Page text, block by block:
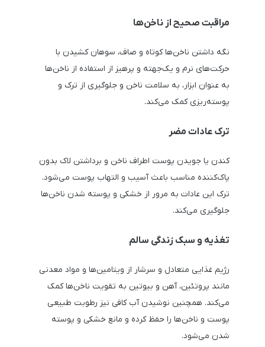
مراقبت صحیح از ناخن‌ها
نگه داشتن ناخن‌ها کوتاه و صاف، سوهان کشیدن با
حرکت‌های نرم و یک‌جهته و پرهیز از استفاده از ناخن‌ها
به ‌عنوان ابزار، به سلامت ناخن و جلوگیری از ترک و
پوسته‌ریزی کمک می‌کند.
ترک عادات مضر
کندن یا جویدن پوست اطراف ناخن و برداشتن لاک بدون
پاک‌کننده مناسب باعث آسیب و التهاب پوست می‌شود.
ترک این عادات به مرور از خشکی و پوسته شدن ناخن‌ها
جلوگیری می‌کند.
تغذیه و سبک زندگی سالم
رژیم غذایی متعادل و سرشار از ویتامین‌ها و مواد معدنی
مانند پروتئین، آهن و بیوتین به تقویت ناخن‌ها کمک
می‌کند. همچنین نوشیدن آب کافی نیز رطوبت طبیعی
پوست و ناخن‌ها را حفظ کرده و مانع خشکی و پوسته
شدن می‌شود.